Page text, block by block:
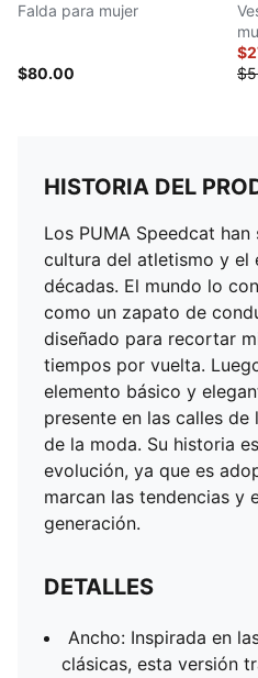
Falda para mujer
$80.00
HISTORIA DEL
Los PUMA Speedcat
cultura del atletismo y el
décadas. El mundo lo
como un zapato de
diseñado para recortar
tiempos por vuelta.
elemento básico y
presente en las calles
de la moda. Su historia
evolución, ya que es
marcan las tendencias y
generación.
DETALLES
Ancho: Inspirada en
clásicas, esta versión